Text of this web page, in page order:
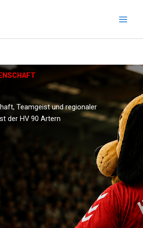
Teamgeist und regionaler
der HV 90 Artern